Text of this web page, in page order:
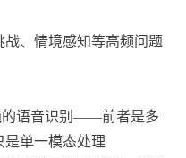
战、情境感知等高频问题
的语音识别——前者是多
是单一模态处理